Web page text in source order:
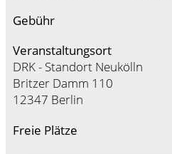
Gebühr
Veranstaltungsort
DRK - Standort Neukölln
Britzer Damm 110
12347 Berlin
Freie Plätze